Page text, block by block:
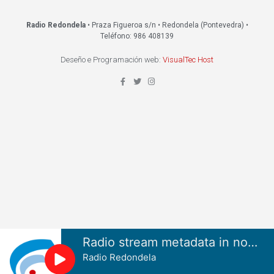
Radio Redondela• Praza Figueroa s/n • Redondela (Pontevedra) •
Teléfono: 986 408139
Deseño e Programación web: VisualTec Host
Radio stream metadata in not available.
Radio Redondela